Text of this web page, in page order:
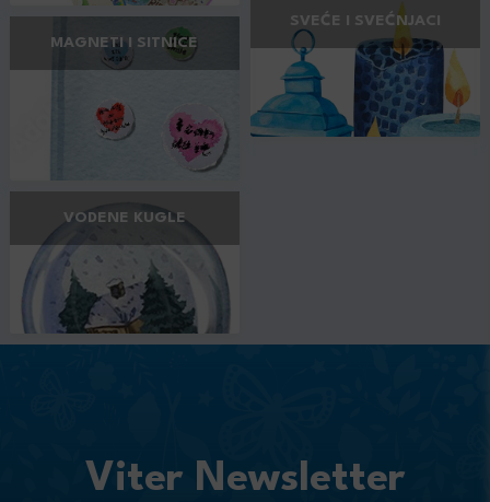
MAGNETI I SITNICE
SVEĆE I SVEĆNJACI
VODENE KUGLE
Viter Newsletter